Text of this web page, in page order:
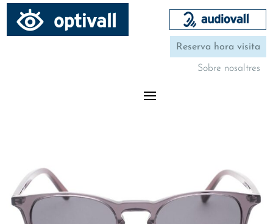
Reserva hora visita
Sobre nosaltres